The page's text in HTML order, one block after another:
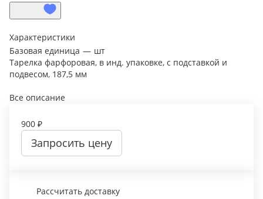
Характеристики
Базовая единица — шт
Тарелка фарфоровая, в инд. упаковке, с подставкой и
подвесом, 187,5 мм
Все описание
900 ₽
Запросить цену
Рассчитать доставку